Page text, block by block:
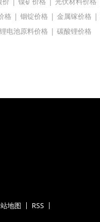
格 | 铟锭价格 | 金属镓价格 |
锂电池原料价格 | 碳酸锂价格
地图 RSS